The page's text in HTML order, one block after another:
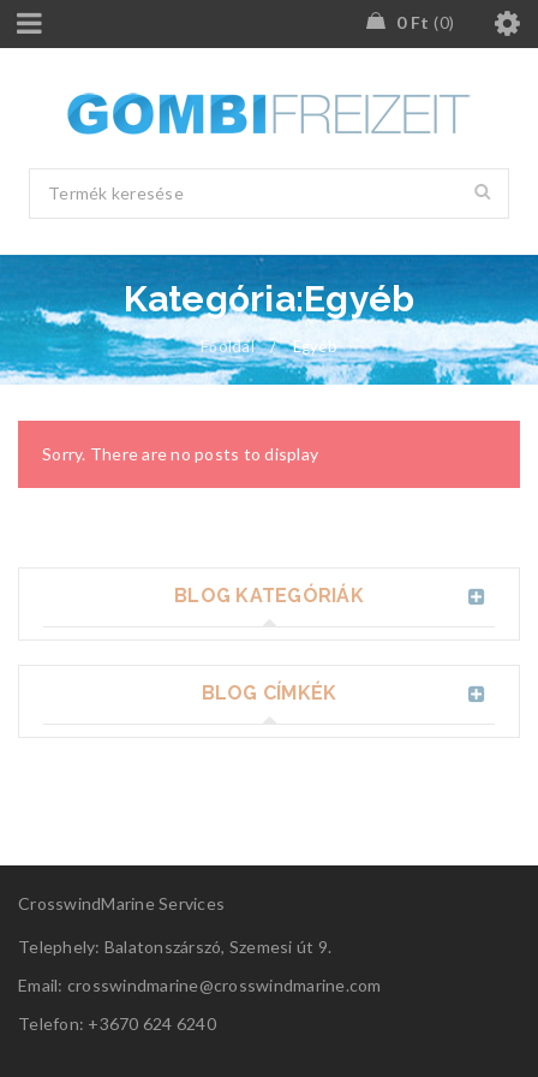
0 Ft 0
Kategória:Egyéb
Főoldal / Egyéb
Sorry. There are no posts to display
BLOG KATEGÓRIÁK
BLOG CÍMKÉK
CrosswindMarine Services
Telephely: Balatonszárszó, Szemesi út 9.
Email: crosswindmarine@crosswindmarine.com
Telefon: +3670 624 6240